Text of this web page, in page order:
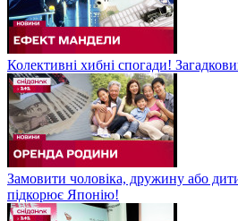
Колективні хибні спогади!
Замовити чоловіка, дружину або
підкорює Японію!